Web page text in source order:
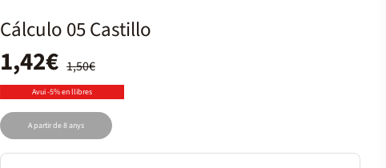
Cálculo 05 Castillo
1,50€
1,42€
Avui -5% en llibres
A partir de 8 anys